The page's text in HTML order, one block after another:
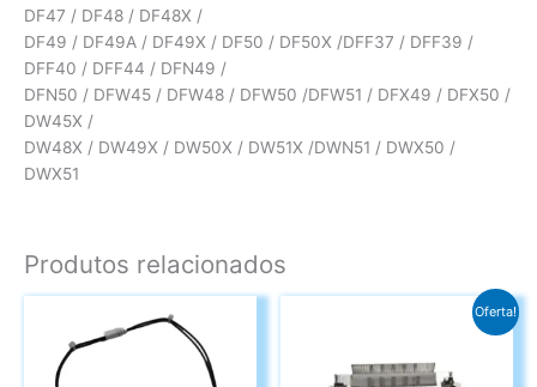
DF47 / DF48 / DF48X /
DF49 / DF49A / DF49X / DF50 / DF50X /DFF37 / DFF39 /
DFF40 / DFF44 / DFN49 /
DFN50 / DFW45 / DFW48 / DFW50 /DFW51 / DFX49 / DFX50 /
DW45X /
DW48X / DW49X / DW50X / DW51X /DWN51 / DWX50 /
DWX51
Produtos relacionados
Oferta!